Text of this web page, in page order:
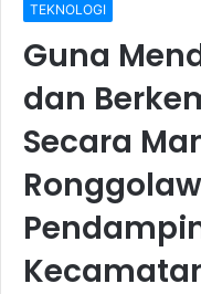
TEKNOLOGI
Guna
dan
Secara